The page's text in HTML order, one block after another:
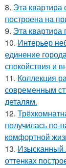
8. Эта
построена на
9. Эта
10. Интерьер
единение
спокойствия и
11. Коллекция
современным
деталям.
12.
получилась по-
комфортной
13. Изысканный
оттенках